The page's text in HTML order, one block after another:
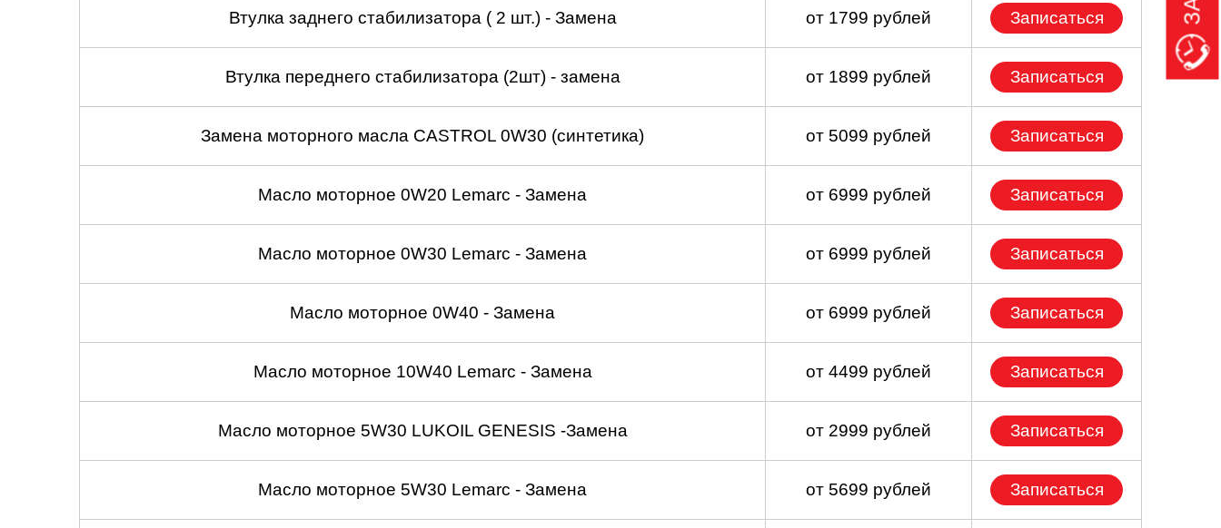
Втулка заднего стабилизатора ( 2 шт.) - Замена от 1799 рублей Записаться
Втулка переднего стабилизатора (2шт) - замена от 1899 рублей Записаться
Замена моторного масла CASTROL 0W30 (синтетика) от 5099 рублей Записаться
Масло моторное 0W20 Lemarc - Замена от 6999 рублей Записаться
Масло моторное 0W30 Lemarc - Замена от 6999 рублей Записаться
Масло моторное 0W40 - Замена от 6999 рублей Записаться
Масло моторное 10W40 Lemarc - Замена от 4499 рублей Записаться
Масло моторное 5W30 LUKOIL GENESIS -Замена от 2999 рублей Записаться
Масло моторное 5W30 Lemarc - Замена от 5699 рублей Записаться